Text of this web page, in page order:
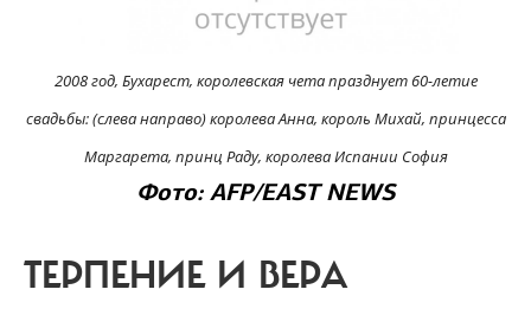
2008 год, Бухарест, королевская чета празднует 60-летие
свадьбы: (слева направо) королева Анна, король Михай, принцесса
Маргарета, принц Раду, королева Испании София
Фото: AFP/EAST NEWS
ТЕРПЕНИЕ И ВЕРА